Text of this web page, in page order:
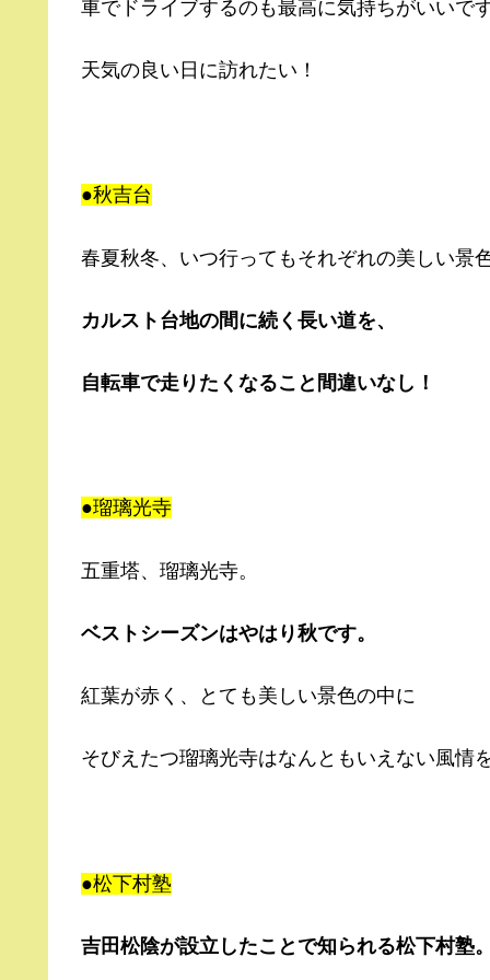
車でドライブするのも最高に気持ちがいいです
天気の良い日に訪れたい！
●秋吉台
春夏秋冬、いつ行ってもそれぞれの美しい景
カルスト台地の間に続く長い道を、
自転車で走りたくなること間違いなし！
●瑠璃光寺
五重塔、瑠璃光寺。
ベストシーズンはやはり秋です。
紅葉が赤く、とても美しい景色の中に
そびえたつ瑠璃光寺はなんともいえない風情
●松下村塾
吉田松陰が設立したことで知られる松下村塾。